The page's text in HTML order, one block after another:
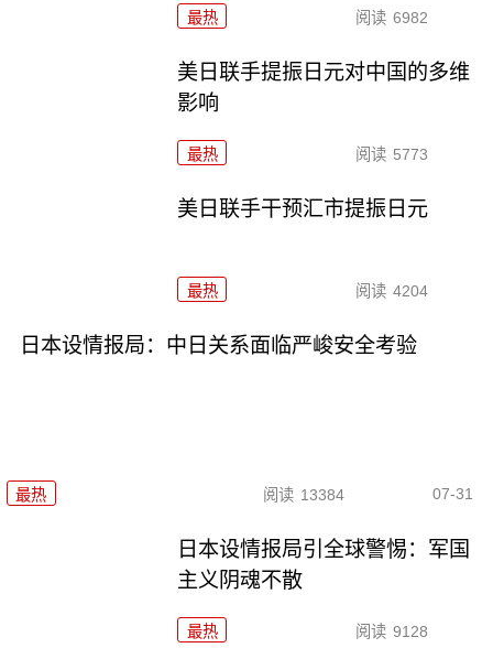
最热 阅读 6982
美日联手提振日元对中国的多维
影响
最热 阅读 5773
美日联手干预汇市提振日元
最热 阅读 4204
日本设情报局：中日关系面临严峻安全考验
最热 阅读 13384 07-31
日本设情报局引全球警惕：军国
主义阴魂不散
最热 阅读 9128